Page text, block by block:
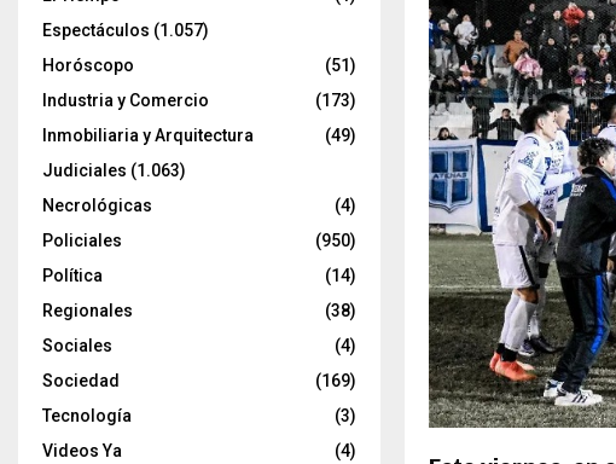
Espectáculos (1.057)
Horóscopo
(51)
Industria y Comercio
(173)
Inmobiliaria y Arquitectura
(49)
Judiciales (1.063)
Necrológicas
(4)
Policiales
(950)
Política
(14)
Regionales
(38)
Sociales
(4)
Sociedad
(169)
Tecnología
(3)
Videos Ya
(4)